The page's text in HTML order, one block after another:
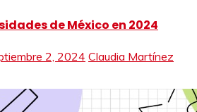
de México en 2024
2, 2024 Claudia Martínez